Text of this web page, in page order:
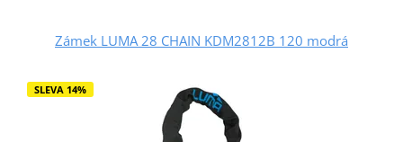
Zámek LUMA 28 CHAIN KDM2812B 120 modrá
SLEVA 14%